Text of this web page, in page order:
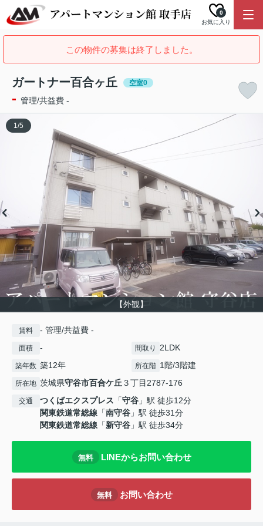
お気に入り
0
この物件の募集は終了しました。
ガートナー百合ヶ丘 空室0
- 管理/共益費 -
【外観】
1/5
賃料 - 管理/共益費 -
面積 - 間取り 2LDK
築年数 築12年 所在階 1階/3階建
所在地 茨城県守谷市百合ケ丘３丁目2787-176
交通 つくばエクスプレス 「守谷 」駅 徒歩12分
関東鉄道常総線 「南守谷 」駅 徒歩31分
関東鉄道常総線 「新守谷 」駅 徒歩34分
無料 LINEからお問い合わせ
無料 お問い合わせ